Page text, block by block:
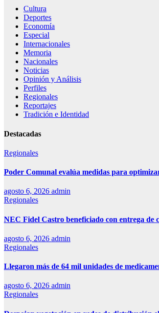
Cultura
Deportes
Economía
Especial
Internacionales
Memoria
Nacionales
Noticias
Opinión y Análisis
Perfiles
Regionales
Reportajes
Tradición e Identidad
Destacadas
Regionales
Poder Comunal evalúa medidas para
agosto 6, 2026 admin
Regionales
NEC Fidel Castro beneficiado con entrega de
agosto 6, 2026 admin
Regionales
Llegaron más de 64 mil unidades de
agosto 6, 2026 admin
Regionales